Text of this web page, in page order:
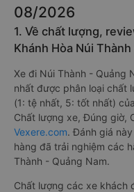
08/2026
1. Về chất lượng,
Khánh Hòa Núi
Xe đi Núi Thành - Quảng
nhất được phân loại chất
(1: tệ nhất, 5: tốt nhất)
Chất lượng xe, Đúng giờ,
Vexere.com. Đánh giá
hàng đã trải nghiệm các
Thành - Quảng Nam.
Chất lượng các xe khách